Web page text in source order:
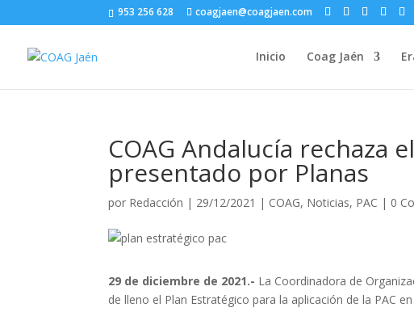
953 256 628 coagjaen@coagjaen.com
Inicio Coag Jaén
COAG Andalucía rechaza
presentado por Planas
por Redacción | 29/12/2021 | COAG, Noticias, PAC | 0
29 de diciembre de 2021.- La Coordinadora de
de lleno el Plan Estratégico para la aplicación de la PAC